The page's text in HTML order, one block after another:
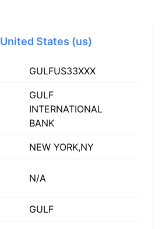
United States (us)
GULFUS33XXX
GULF
INTERNATIONAL
BANK
NEW YORK,NY
N/A
GULF